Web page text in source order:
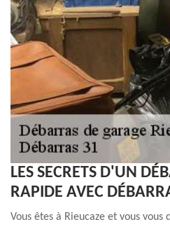
LES SECRETS D'UN
RAPIDE AVEC
Vous êtes à Rieucaze et vous vous